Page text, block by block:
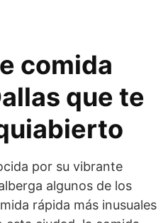
comida
que te
por su vibrante
algunos de los
rápida más inusuales